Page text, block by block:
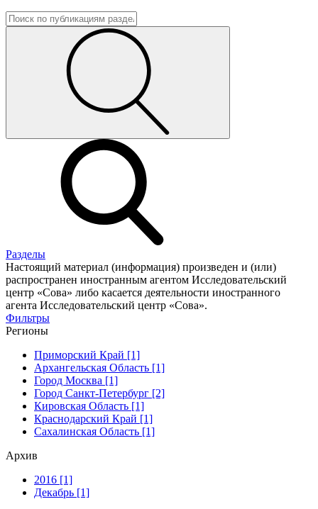
Разделы
Настоящий материал (информация) произведен и (или)
распространен иностранным агентом Исследовательский
центр «Сова» либо касается деятельности иностранного
агента Исследовательский центр «Сова».
Фильтры
Регионы
Приморский Край [1]
Архангельская Область [1]
Город Москва [1]
Город Санкт-Петербург [2]
Кировская Область [1]
Краснодарский Край [1]
Сахалинская Область [1]
Архив
2016 [1]
Декабрь [1]